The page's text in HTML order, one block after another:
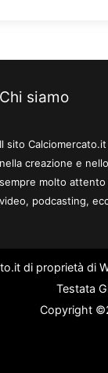
Chi siamo
Il sito
nella creazione e
sempre molto
video, podcasting,
di proprietà di
Testata
Copyright